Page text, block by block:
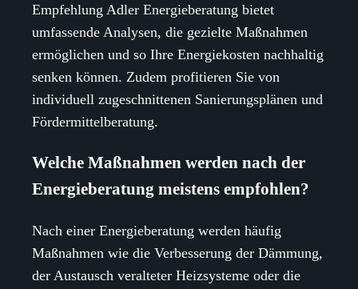
Empfehlung Adler Energieberatung bietet
umfassende Analysen, die gezielte Maßnahmen
ermöglichen und so Ihre Energiekosten nachhaltig
senken können. Zudem profitieren Sie von
individuell zugeschnittenen Sanierungsplänen und
Fördermittelberatung.
Welche Maßnahmen werden nach der
Energieberatung meistens empfohlen?
Nach einer Energieberatung werden häufig
Maßnahmen wie die Verbesserung der Dämmung,
der Austausch veralteter Heizsysteme oder die